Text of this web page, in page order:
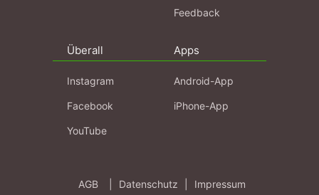
Feedback
Überall
Instagram
Facebook
YouTube
Apps
Android-App
iPhone-App
AGB Datenschutz Impressum